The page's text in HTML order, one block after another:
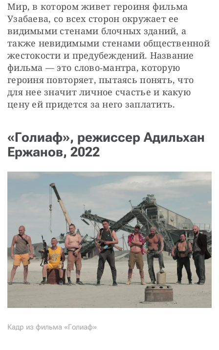
Мир, в котором живет героиня фильма
Узабаева, со всех сторон окружает ее
видимыми стенами блочных зданий, а
также невидимыми стенами общественной
жестокости и предубеждений. Название
фильма — это слово‑мантра, которую
героиня повторяет, пытаясь понять, что
для нее значит личное счастье и какую
цену ей придется за него заплатить.
«Голиаф», режиссер Адильхан
Ержанов, 2022
Кадр из фильма «Голиаф»